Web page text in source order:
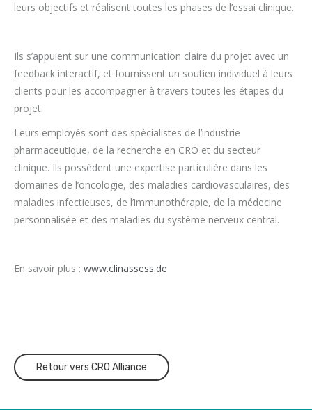
leurs objectifs et réalisent toutes les phases de l’essai clinique.
Ils s’appuient sur une communication claire du projet avec un
feedback interactif, et fournissent un soutien individuel à leurs
clients pour les accompagner à travers toutes les étapes du
projet.
Leurs employés sont des spécialistes de l’industrie
pharmaceutique, de la recherche en CRO et du secteur
clinique. Ils possèdent une expertise particulière dans les
domaines de l’oncologie, des maladies cardiovasculaires, des
maladies infectieuses, de l’immunothérapie, de la médecine
personnalisée et des maladies du système nerveux central.
En savoir plus : www.clinassess.de
Retour vers CRO Alliance